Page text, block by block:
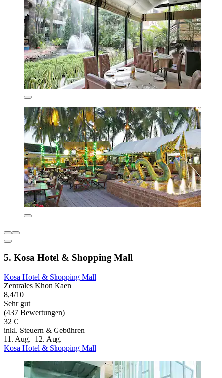
5. Kosa Hotel & Shopping Mall
Kosa Hotel & Shopping Mall
Zentrales Khon Kaen
8,4/10
Sehr gut
(437 Bewertungen)
32 €
inkl. Steuern & Gebühren
11. Aug.–12. Aug.
Kosa Hotel & Shopping Mall